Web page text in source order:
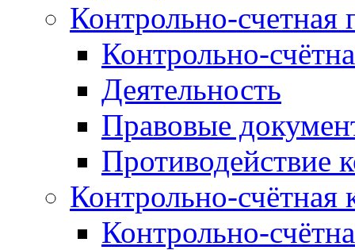
Контрольно-счетная
Контрольно-
Деятельность
Правовые
Противодействие
Контрольно-счётная
Контрольно-